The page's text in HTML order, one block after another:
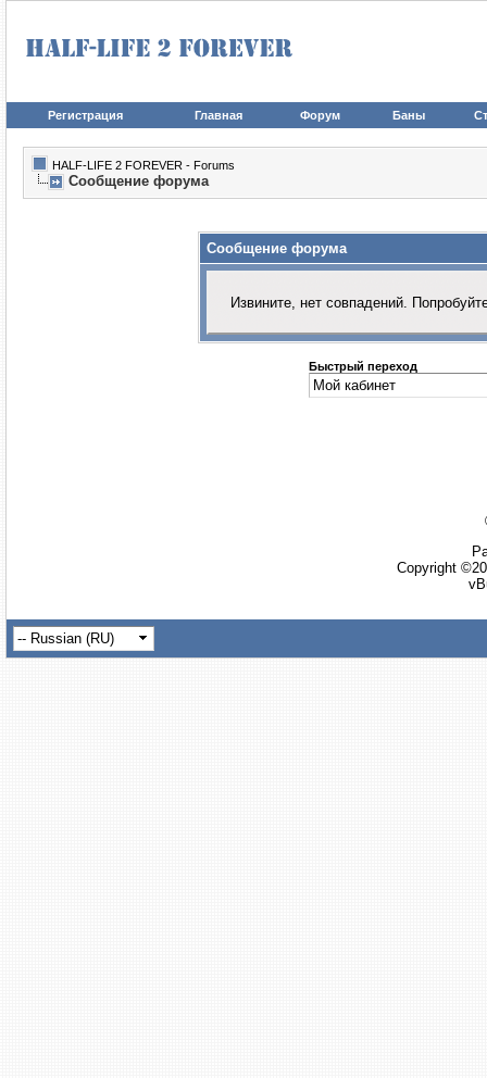
Регистрация Главная Форум Баны
HALF-LIFE 2 FOREVER - Forums
Сообщение форума
Сообщение форума
Извините, нет совпадений.
Быстрый переход
Copyright